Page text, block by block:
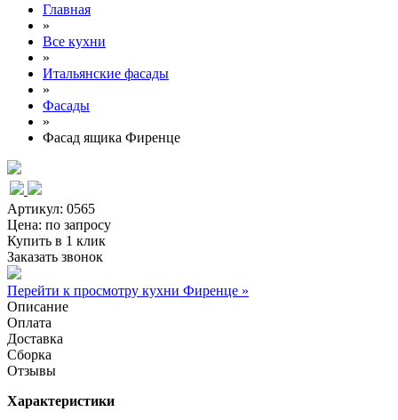
Главная
»
Все кухни
»
Итальянские фасады
»
Фасады
»
Фасад ящика Фиренце
Артикул: 0565
Цена: по запросу
Купить в 1 клик
Заказать звонок
Перейти к просмотру кухни Фиренце »
Описание
Оплата
Доставка
Сборка
Отзывы
Характеристики